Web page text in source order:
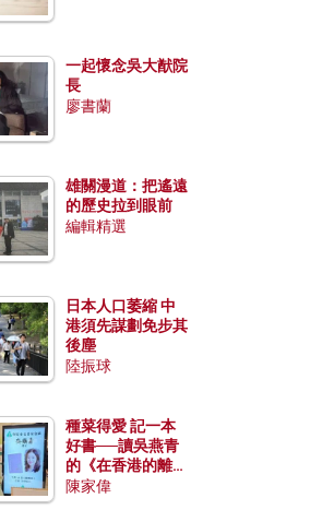
一起懷念吳大猷院
長
廖書蘭
雄關漫道：把遙遠
的歷史拉到眼前
編輯精選
日本人口萎縮 中
港須先謀劃免步其
後塵
陸振球
種菜得愛 記一本
好書──讀吳燕青
的《在香港的離島
種菜》
陳家偉